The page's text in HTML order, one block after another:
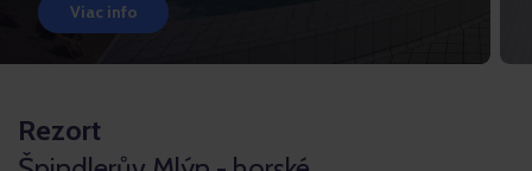
Viac info
Rezort